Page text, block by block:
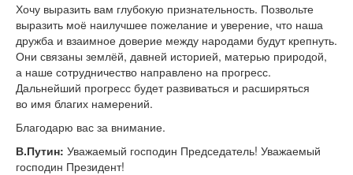
Хочу выразить вам глубокую признательность. Позвольте
выразить моё наилучшее пожелание и уверение, что наша
дружба и взаимное доверие между народами будут крепнуть.
Они связаны землёй, давней историей, матерью природой,
а наше сотрудничество направлено на прогресс.
Дальнейший прогресс будет развиваться и расширяться
во имя благих намерений.
Благодарю вас за внимание.
В.Путин: Уважаемый господин Председатель! Уважаемый
господин Президент!